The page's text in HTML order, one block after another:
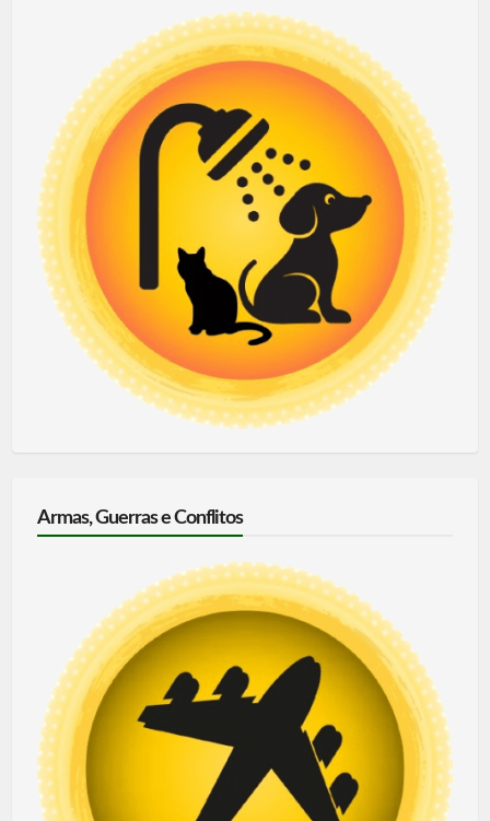
Armas, Guerras e Conflitos